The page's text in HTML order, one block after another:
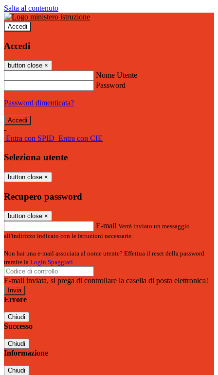
Salta al contenuto
Accedi
Accedi
button close ×
Nome Utente
Password
Password dimenticata?
-
Entra con SPID Entra con CIE
Seleziona utente
button close ×
Recupero password
button close ×
E-mail Verrà inviato un messaggio
all'indirizzo indicato con le istruzioni necessarie.
Non hai una e-mail associata al nome utente? Effettua il reset della password
tramite la Login Spaggiari
E-mail inviata, si prega di controllare la casella di posta elettronica!
Errore
Chiudi
Successo
Chiudi
Informazione
Chiudi